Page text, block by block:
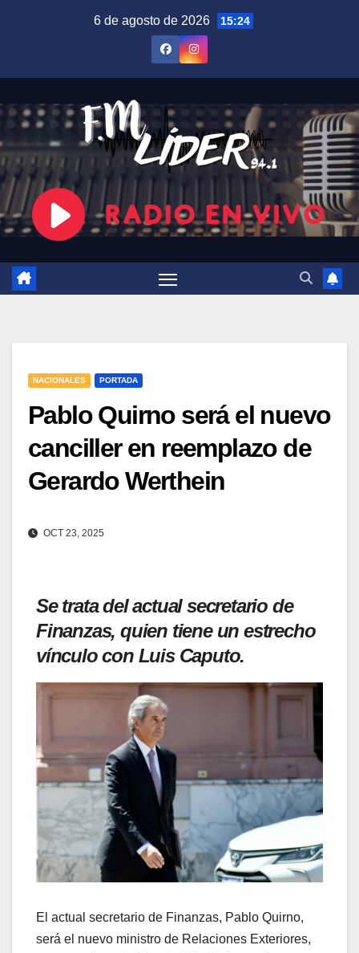
6 de agosto de 2026 15:24
NACIONALES PORTADA
Pablo Quirno será el nuevo
canciller en reemplazo de
Gerardo Werthein
OCT 23, 2025
Se trata del actual secretario de
Finanzas, quien tiene un estrecho
vínculo con Luis Caputo.
El actual secretario de Finanzas, Pablo Quirno,
será el nuevo ministro de Relaciones Exteriores,